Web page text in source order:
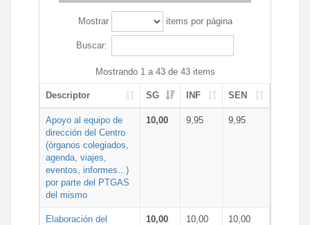
Mostrar items por página
Buscar:
Mostrando 1 a 43 de 43 items
Descriptor SG INF SEN
Apoyo al equipo de
dirección del Centro
(órganos colegiados,
agenda, viajes,
eventos, informes...)
por parte del PTGAS
del mismo
10,00 9,95 9,95
Elaboración del
10,00 10,00 10,00